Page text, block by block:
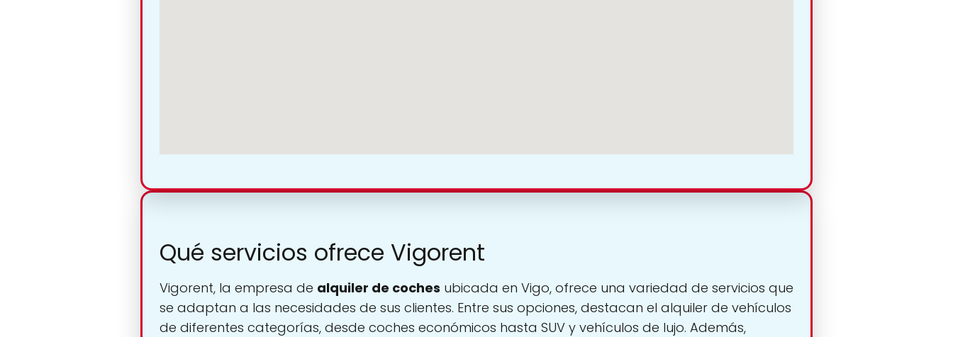
Qué servicios ofrece Vigorent
Vigorent, la empresa de alquiler de coches ubicada en Vigo, ofrece una variedad de servicios que
se adaptan a las necesidades de sus clientes. Entre sus opciones, destacan el alquiler de vehículos
de diferentes categorías, desde coches económicos hasta SUV y vehículos de lujo. Además,